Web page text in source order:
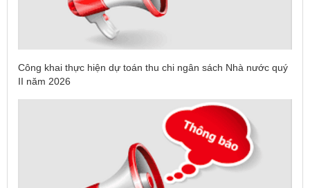
Công khai thực hiện dự toán thu chi ngân sách Nhà nước quý
II năm 2026